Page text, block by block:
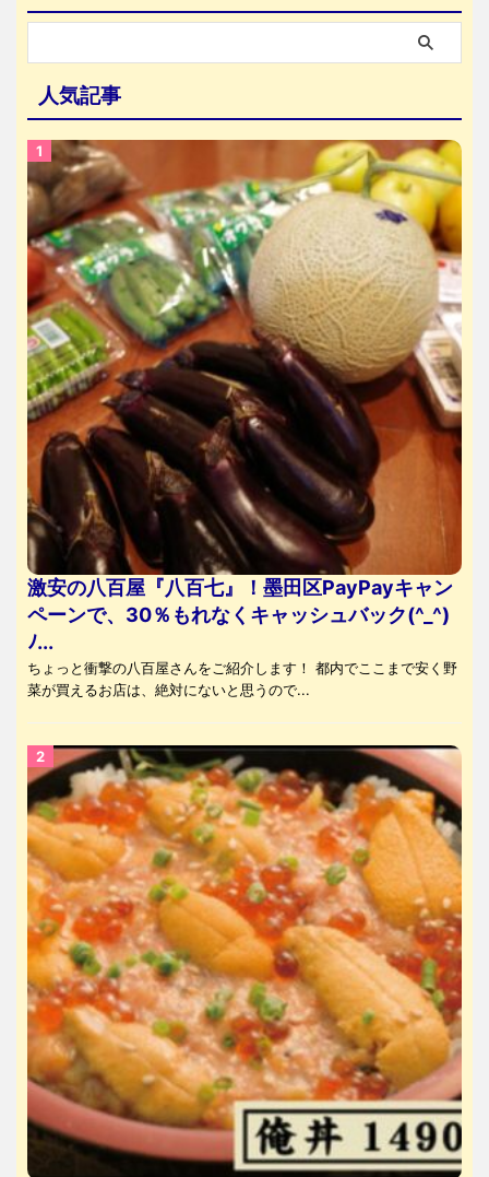
人気記事
激安の八百屋『八百七』！墨田区PayPayキャン
ペーンで、30％もれなくキャッシュバック(^_^)
ﾉ...
ちょっと衝撃の八百屋さんをご紹介します！ 都内でここまで安く野
菜が買えるお店は、絶対にないと思うので...